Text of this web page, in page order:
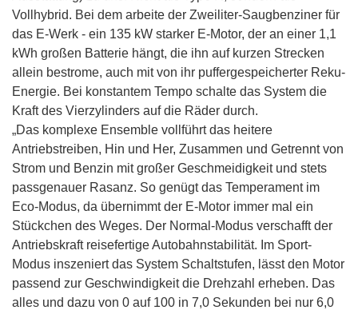
Vollhybrid. Bei dem arbeite der Zweiliter-Saugbenziner für
das E-Werk - ein 135 kW starker E-Motor, der an einer 1,1
kWh großen Batterie hängt, die ihn auf kurzen Strecken
allein bestrome, auch mit von ihr puffergespeicherter Reku-
Energie. Bei konstantem Tempo schalte das System die
Kraft des Vierzylinders auf die Räder durch.
„Das komplexe Ensemble vollführt das heitere
Antriebstreiben, Hin und Her, Zusammen und Getrennt von
Strom und Benzin mit großer Geschmeidigkeit und stets
passgenauer Rasanz. So genügt das Temperament im
Eco-Modus, da übernimmt der E-Motor immer mal ein
Stückchen des Weges. Der Normal-Modus verschafft der
Antriebskraft reisefertige Autobahnstabilität. Im Sport-
Modus inszeniert das System Schaltstufen, lässt den Motor
passend zur Geschwindigkeit die Drehzahl erheben. Das
alles und dazu von 0 auf 100 in 7,0 Sekunden bei nur 6,0